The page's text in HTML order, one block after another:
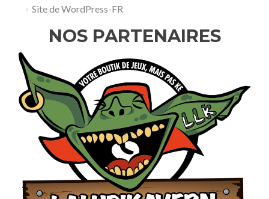
Site de WordPress-FR
NOS PARTENAIRES